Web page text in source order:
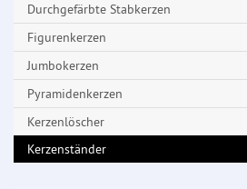
Durchgefärbte Stabkerzen
Figurenkerzen
Jumbokerzen
Pyramidenkerzen
Kerzenlöscher
Kerzenständer